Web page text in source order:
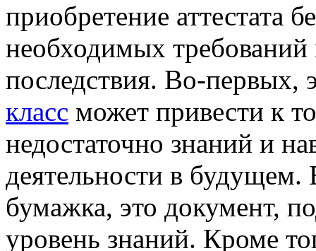
приобретение аттестата
необходимых
последствия. Во-первых,
класс может привести к
недостаточно знаний и
деятельности в будущем.
бумажка, это документ,
уровень знаний. Кроме